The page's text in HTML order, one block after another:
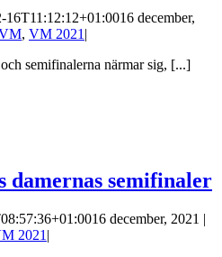
16T11:12:12+01:0016 december,
, VM 2021 |
semifinalerna närmar sig, [...]
damernas semifinaler
16 december, 2021 |
2021 |